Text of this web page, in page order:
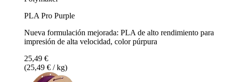
PLA Pro Purple
Nueva formulación mejorada: PLA de alto rendimiento para
impresión de alta velocidad, color púrpura
25,49 €
(25,49 € / kg)